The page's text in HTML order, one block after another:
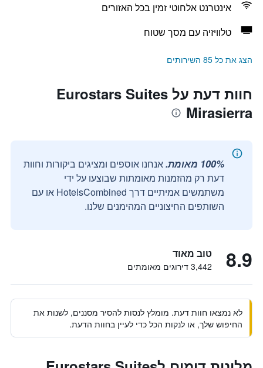
אינטרנט אלחוטי זמין בכל האזורים
טלוויזיה עם מסך שטוח
הצג את כל 85 השירותים
חוות דעת על Eurostars Suites
Mirasierra
100% מאומת.
אנחנו אוספים ומציגים ביקורות וחוות
דעת רק מהזמנות מאומתות שבוצעו על ידי
משתמשים אמיתיים דרך HotelsCombined או עם
השותפים החיצוניים המהימנים שלנו.
8.9 טוב מאוד
3,442 דירוגים מאומתים
לא נמצאו חוות דעת. מומלץ לנסות להסיר מסננים, לשנות את
החיפוש שלך, או לנקות הכל כדי לעיין בחוות הדעת.